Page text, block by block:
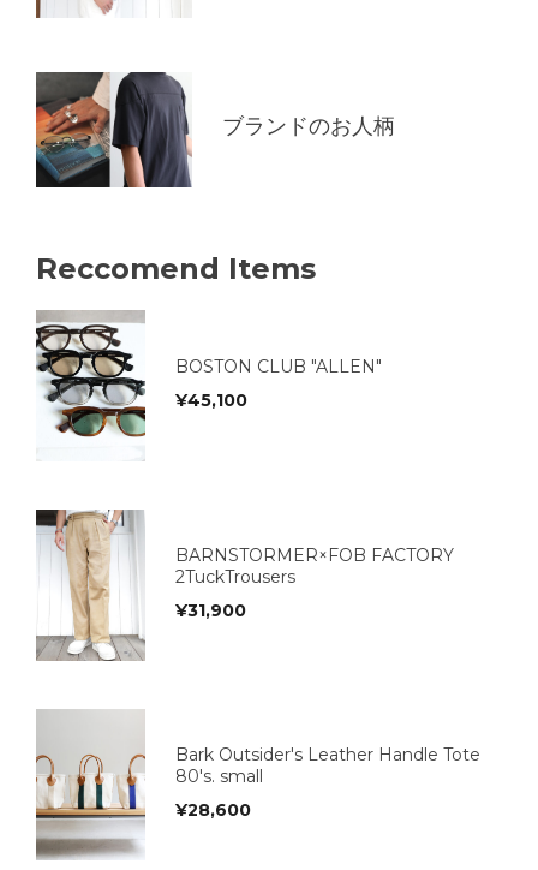
ブランドのお人柄
Reccomend Items
BOSTON CLUB "ALLEN"
¥45,100
BARNSTORMER×FOB FACTORY
2TuckTrousers
¥31,900
Bark Outsider's Leather Handle Tote
80's. small
¥28,600